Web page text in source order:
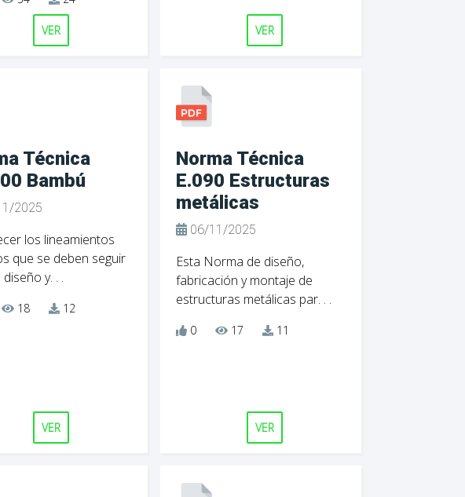
VER VER
Técnica
Bambú
2025
los lineamientos
que se deben seguir
y. . .
18 12
VER
Norma Técnica
E.090 Estructuras
metálicas
06/11/2025
Esta Norma de diseño,
fabricación y montaje de
estructuras metálicas par. . .
0 17 11
VER